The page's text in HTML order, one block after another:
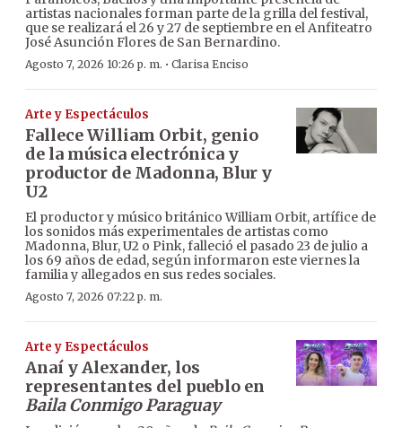
artistas nacionales forman parte de la grilla del festival,
que se realizará el 26 y 27 de septiembre en el Anfiteatro
José Asunción Flores de San Bernardino.
Agosto 7, 2026 10:26 p. m. · Clarisa Enciso
Arte y Espectáculos
Fallece William Orbit, genio
de la música electrónica y
productor de Madonna, Blur y
U2
El productor y músico británico William Orbit, artífice de
los sonidos más experimentales de artistas como
Madonna, Blur, U2 o Pink, falleció el pasado 23 de julio a
los 69 años de edad, según informaron este viernes la
familia y allegados en sus redes sociales.
Agosto 7, 2026 07:22 p. m.
Arte y Espectáculos
Anaí y Alexander, los
representantes del pueblo en
Baila Conmigo Paraguay